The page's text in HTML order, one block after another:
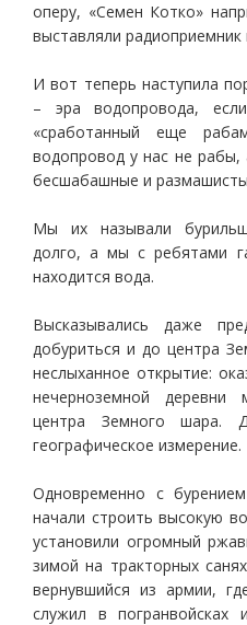
оперу, «Семен Котко»
выставляли радиоприемник
И вот теперь наступила
– эра водопровода,
«сработанный еще
водопровод у нас не
бесшабашные и
Мы их называли
долго, а мы с ребятами
находится вода.
Высказывались даже
добуриться и до центра
неслыханное открытие:
нечерноземной
центра Земного шара.
географическое измерение.
Одновременно с
начали строить высокую
установили огромный
зимой на тракторных
вернувшийся из армии,
служил в погранвойсках